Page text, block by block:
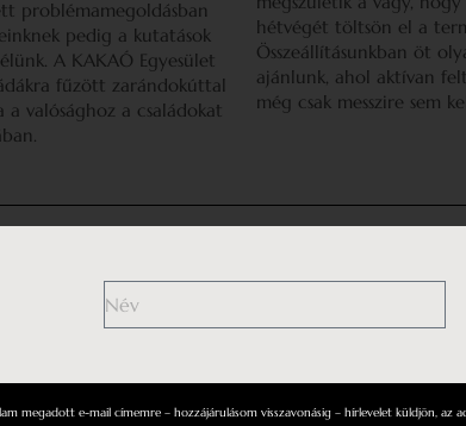
problémamegoldásban
pedig a kutatások
A KAKAÓ Egyesület
fűzött zarándokúttal
a valósághoz a családokat
hétvégét töltsön el a
Összeállításunkban öt
ajánlunk, ahol aktívan
még csak messzire sem
Általános
megadott e-mail címemre – hozzájárulásom visszavonásig – hírlevelet küldjön, az